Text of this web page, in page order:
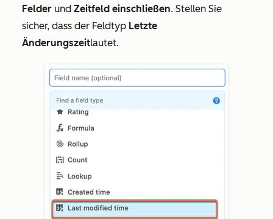
Felder und Zeitfeld einschließen. Stellen Sie
sicher, dass der Feldtyp Letzte
Änderungszeitlautet.